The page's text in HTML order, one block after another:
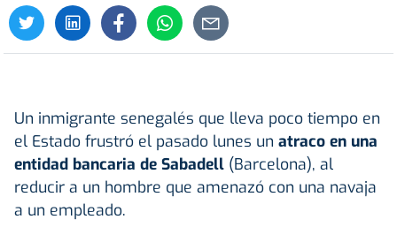
Un inmigrante senegalés que lleva poco tiempo en
el Estado frustró el pasado lunes un atraco en una
entidad bancaria de Sabadell (Barcelona), al
reducir a un hombre que amenazó con una navaja
a un empleado.